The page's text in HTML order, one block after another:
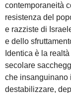
contemporaneità
resistenza del
e razziste di
e dello
Identica è la
secolare
che insanguinano
destabilizzare,